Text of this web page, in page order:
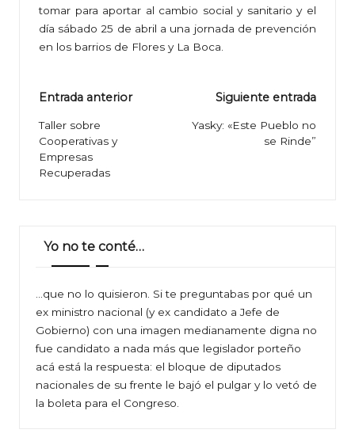
tomar para aportar al cambio social y sanitario y el
día sábado 25 de abril a una jornada de prevención
en los barrios de Flores y La Boca.
Navegación
de
entradas
Entrada anterior
Taller sobre
Cooperativas y
Empresas
Recuperadas
Siguiente entrada
Yasky: «Este Pueblo no
se Rinde”
Yo no te conté…
…que no lo quisieron. Si te preguntabas por qué un
ex ministro nacional (y ex candidato a Jefe de
Gobierno) con una imagen medianamente digna no
fue candidato a nada más que legislador porteño
acá está la respuesta: el bloque de diputados
nacionales de su frente le bajó el pulgar y lo vetó de
la boleta para el Congreso.